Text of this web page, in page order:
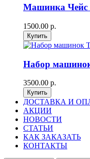
Машинка Чейс
1500.00 р.
Набор
3500.00 р.
ДОСТАВКА И
АКЦИИ
НОВОСТИ
СТАТЬИ
КАК ЗАКАЗАТЬ
КОНТАКТЫ